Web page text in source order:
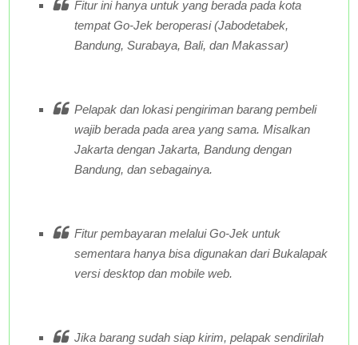
Fitur ini hanya untuk yang berada pada kota
tempat Go-Jek beroperasi (Jabodetabek,
Bandung, Surabaya, Bali, dan Makassar)
Pelapak dan lokasi pengiriman barang pembeli
wajib berada pada area yang sama. Misalkan
Jakarta dengan Jakarta, Bandung dengan
Bandung, dan sebagainya.
Fitur pembayaran melalui Go-Jek untuk
sementara hanya bisa digunakan dari Bukalapak
versi desktop dan mobile web.
Jika barang sudah siap kirim, pelapak sendirilah